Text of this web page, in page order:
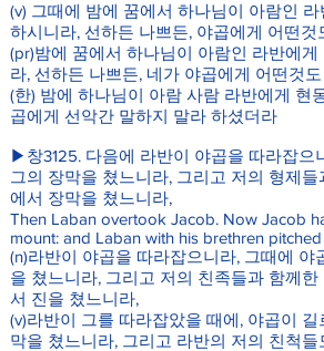
(v) 그때에 밤에 꿈에서 하나님이 아람인
하시니라, 선하든 나쁘든, 야곱에게 어떤
(pr)밤에 꿈에서 하나님이 아람인 라반에
라, 선하든 나쁘든, 네가 야곱에게 어떤것
(한) 밤에 하나님이 아람 사람 라반에게 현
곱에게 선악간 말하지 말라 하셨더라
▶창3125. 다음에 라반이 야곱을 따라잡으
그의 장막을 쳤느니라, 그리고 저의 형제
에서 장막을 쳤느니라,
Then Laban overtook Jacob. Now Jacob
mount: and Laban with his brethren
(n)라반이 야곱을 따라잡으니라, 그때에
을 쳤느니라, 그리고 저의 친족들과 함께
서 진을 쳤느니라,
(v)라반이 그를 따라잡았을 때에, 야곱이
막을 쳤느니라, 그리고 라반의 저의 친척